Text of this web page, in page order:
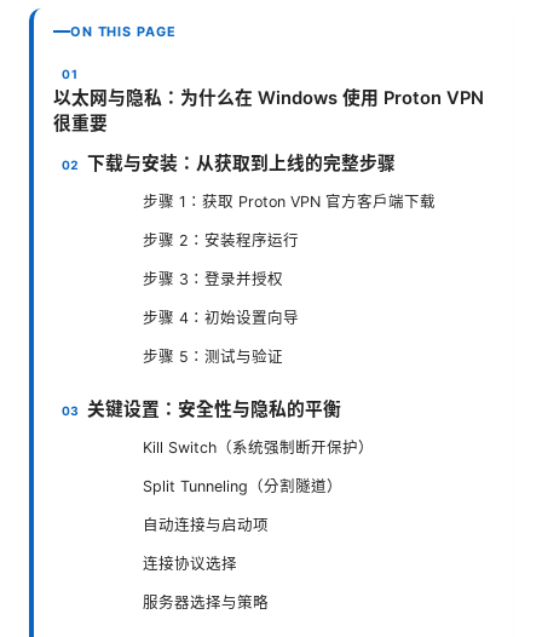
ON THIS PAGE
以太网与隐私：为什么在 Windows 使用 Proton VPN
很重要
下载与安装：从获取到上线的完整步骤
步骤 1：获取 Proton VPN 官方客户端下载
步骤 2：安装程序运行
步骤 3：登录并授权
步骤 4：初始设置向导
步骤 5：测试与验证
关键设置：安全性与隐私的平衡
Kill Switch（系统强制断开保护）
Split Tunneling（分割隧道）
自动连接与启动项
连接协议选择
服务器选择与策略